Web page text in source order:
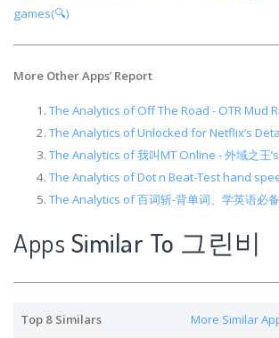
games(🔍)
More Other Apps’ Report
The Analytics of Off The Road - OTR Mud
The Analytics of Unlocked for Netflix’s
The Analytics of 我叫MT Online - 外域之王
The Analytics of Dot n Beat-Test hand
The Analytics of 百词斩-背单词、学英语必
Apps Similar To 그린비
Top 8 Similars More Similar